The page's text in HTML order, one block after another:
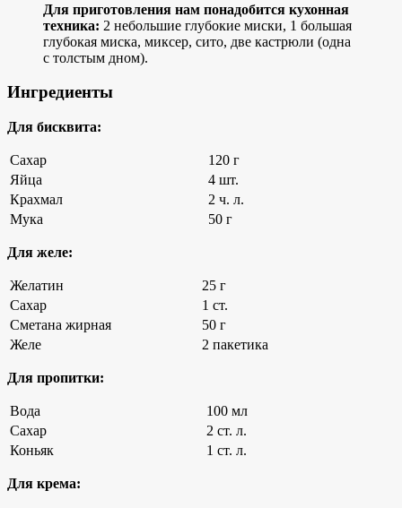
Для приготовления нам понадобится кухонная
техника: 2 небольшие глубокие миски, 1 большая
глубокая миска, миксер, сито, две кастрюли (одна
с толстым дном).
Ингредиенты
Для бисквита:
Сахар
120 г
Яйца
4 шт.
Крахмал
2 ч. л.
Мука
50 г
Для желе:
Желатин
25 г
Сахар
1 ст.
Сметана жирная
50 г
Желе
2 пакетика
Для пропитки:
Вода
100 мл
Сахар
2 ст. л.
Коньяк
1 ст. л.
Для крема: